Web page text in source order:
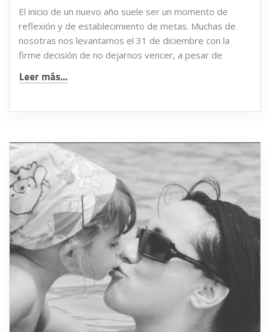
El inicio de un nuevo año suele ser un momento de
reflexión y de establecimiento de metas. Muchas de
nosotras nos levantamos el 31 de diciembre con la
firme decisión de no dejarnos vencer, a pesar de
Leer más...